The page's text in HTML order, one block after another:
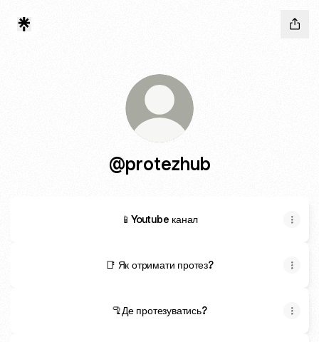
@protezhub
📱Youtube канал
📑 Як отримати протез?
🦿Де протезуватись?